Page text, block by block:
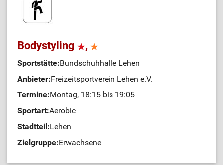
Bodystyling ,
Sportstätte:Bundschuhhalle Lehen
Anbieter:Freizeitsportverein Lehen e.V.
Termine:Montag, 18:15 bis 19:05
Sportart:Aerobic
Stadtteil:Lehen
Zielgruppe:Erwachsene